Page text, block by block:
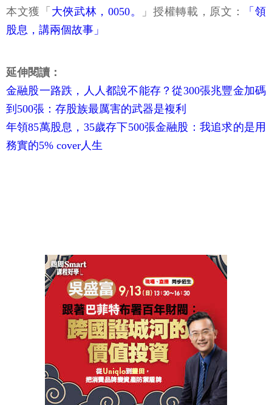
本文獲「 大俠武林，0050。 」授權轉載，原文：
「領
股息，講兩個故事」
延伸閱讀：
金融股一路跌，人人都說不能存？從300張兆豐金加碼
到500張：存股族最厲害的武器是複利
年領85萬股息，35歲存下500張金融股：我追求的是用
務實的5% cover人生